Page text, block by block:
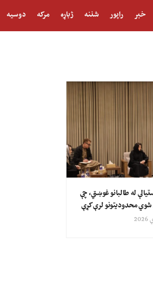
خبر راپور شننه ژباړه مرکه دوسیه
له طالبانو غوښتي، چې
شوي محدودیتونو لرې کړې